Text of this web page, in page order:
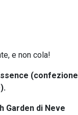
e non cola!
(confezione
Garden di Neve